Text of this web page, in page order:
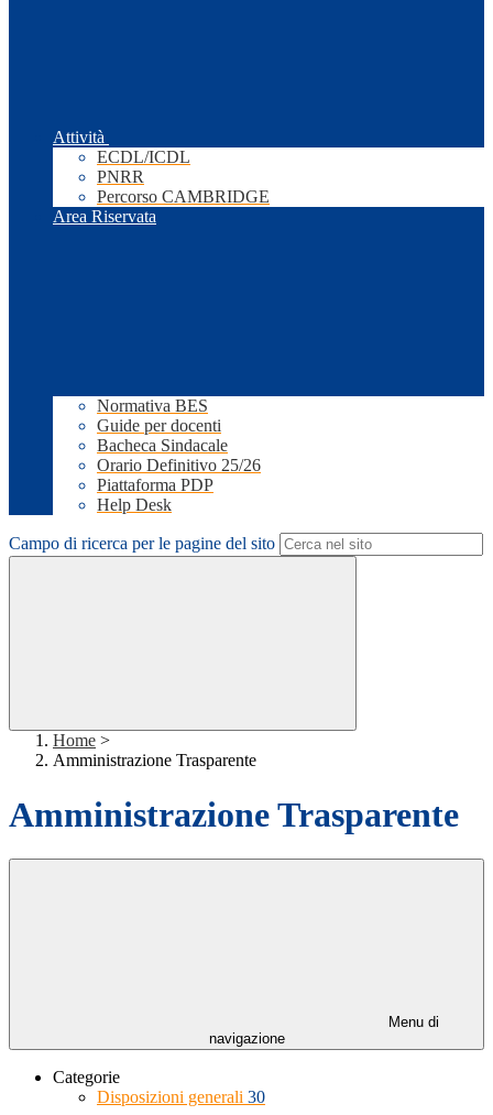
Attività
ECDL/ICDL
PNRR
Percorso CAMBRIDGE
Area Riservata
Normativa BES
Guide per docenti
Bacheca Sindacale
Orario Definitivo 25/26
Piattaforma PDP
Help Desk
Campo di ricerca per le pagine del sito
Home >
Amministrazione Trasparente
Amministrazione Trasparente
Menu di
navigazione
Categorie
Disposizioni generali 30